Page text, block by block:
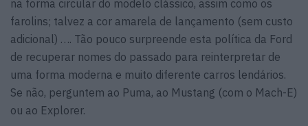
na forma circular do modelo clássico, assim como os
farolins; talvez a cor amarela de lançamento (sem custo
adicional) …. Tão pouco surpreende esta política da Ford
de recuperar nomes do passado para reinterpretar de
uma forma moderna e muito diferente carros lendários.
Se não, perguntem ao Puma, ao Mustang (com o Mach-E)
ou ao Explorer.